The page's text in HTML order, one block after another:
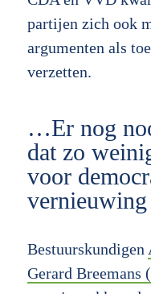
partijen zich ook
argumenten als
verzetten.
…Er nog
dat zo
voor
Bestuurskundigen
Gerard Breemans